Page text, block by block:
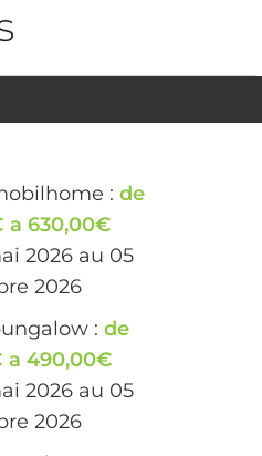
:de
a 630,00€
2026 au 05
2026
:de
a 490,00€
2026 au 05
2026